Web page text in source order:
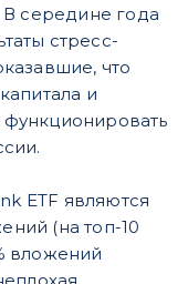
середине года
стресс-
что
и
ETF являются
(на топ-10
вложений